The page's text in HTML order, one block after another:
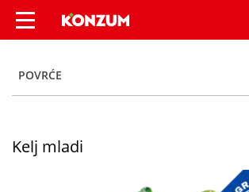
Kelj mladi - Konzum
POVRĆE
Kelj mladi